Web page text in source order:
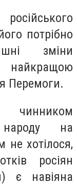
потрібно
зміни
Перемоги.
чинником
народу на
не хотілося,
росіян
є навіяна